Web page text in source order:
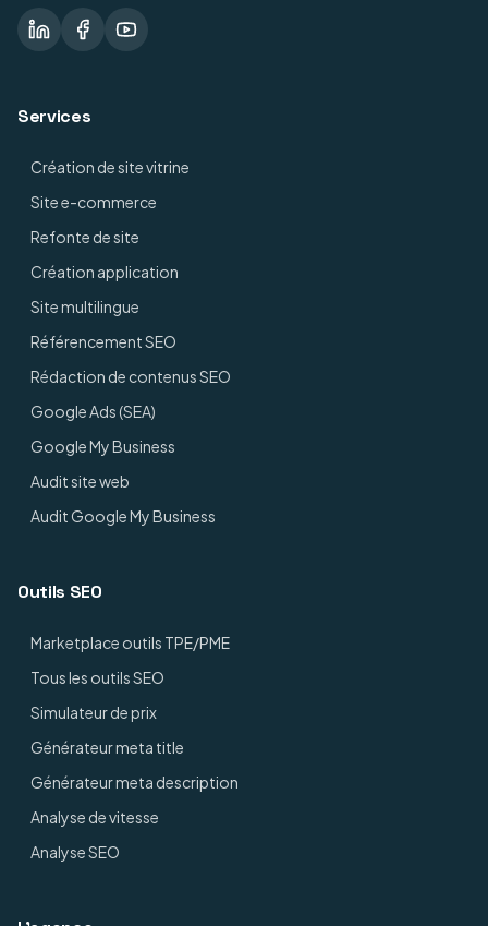
Services
Création de site vitrine
Site e-commerce
Refonte de site
Création application
Site multilingue
Référencement SEO
Rédaction de contenus SEO
Google Ads (SEA)
Google My Business
Audit site web
Audit Google My Business
Outils SEO
Marketplace outils TPE/PME
Tous les outils SEO
Simulateur de prix
Générateur meta title
Générateur meta description
Analyse de vitesse
Analyse SEO